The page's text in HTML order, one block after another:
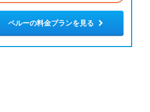
ペルーの料金プランを見る